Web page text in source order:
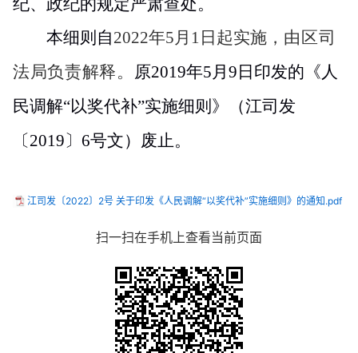
纪、政纪的规定严肃查处。
本细则自2022年5月 1 日起实施， 由区司
法局负责解释。 原2019年5月 9 日印发的《人
民调解“以奖代补”实施细则》（江司发
〔2019〕 6号文）废止。
江司发〔2022〕2号 关于印发《人民调解“以奖代补”实施细则》的通知.pdf
扫一扫在手机上查看当前页面